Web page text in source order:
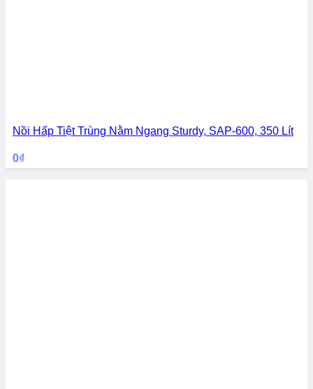
Nồi Hấp Tiệt Trùng Nằm Ngang Sturdy, SAP-600, 350 Lít
0₫